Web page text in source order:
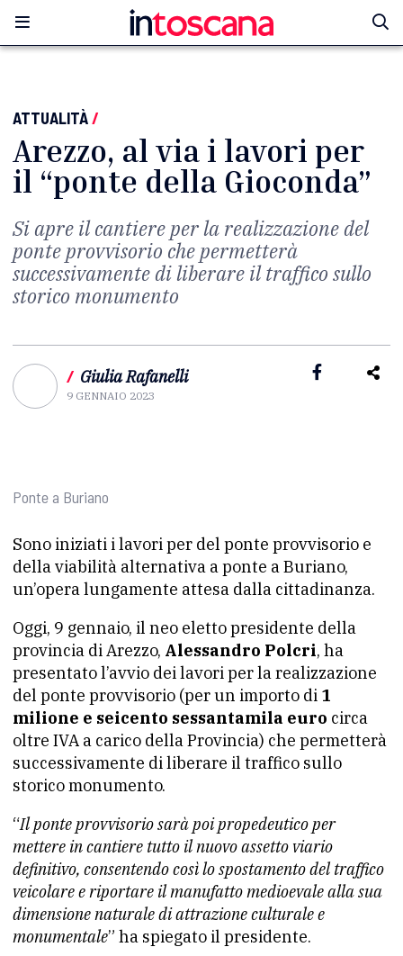
ATTUALITÀ/
Arezzo, al via i lavori per
il “ponte della Gioconda”
Si apre il cantiere per la realizzazione del
ponte provvisorio che permetterà
successivamente di liberare il traffico sullo
storico monumento
/ Giulia Rafanelli
9 GENNAIO 2023
Ponte a Buriano
Sono iniziati i lavori per del ponte provvisorio e
della viabilità alternativa a ponte a Buriano,
un’opera lungamente attesa dalla cittadinanza.
Oggi, 9 gennaio, il neo eletto presidente della
provincia di Arezzo, Alessandro Polcri, ha
presentato l’avvio dei lavori per la realizzazione
del ponte provvisorio (per un importo di 1
milione e seicento sessantamila euro circa
oltre IVA a carico della Provincia) che permetterà
successivamente di liberare il traffico sullo
storico monumento.
“Il ponte provvisorio sarà poi propedeutico per
mettere in cantiere tutto il nuovo assetto viario
definitivo, consentendo così lo spostamento del traffico
veicolare e riportare il manufatto medioevale alla sua
dimensione naturale di attrazione culturale e
monumentale” ha spiegato il presidente.